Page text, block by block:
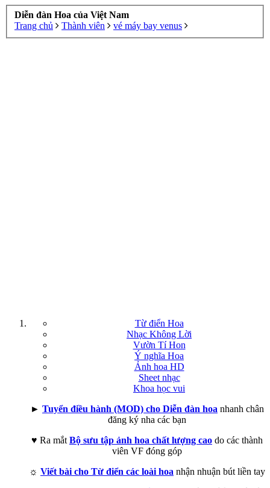
Diễn đàn Hoa của Việt Nam
Trang chủ
Thành viên vé máy bay venus
Từ điển Hoa
Nhạc Không Lời
Vườn Tí Hon
Ý nghĩa Hoa
Ảnh hoa HD
Sheet nhạc
Khoa học vui
► Tuyển điều hành (MOD) cho Diễn đàn hoa nhanh chân
đăng ký nha các bạn
♥ Ra mắt Bộ sưu tập ảnh hoa chất lượng cao do các thành
viên VF đóng góp
☼ Viết bài cho Từ điển các loài hoa nhận nhuận bút liền tay